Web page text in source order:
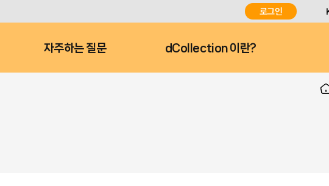
로그인
자주하는 질문 dCollection 이란?